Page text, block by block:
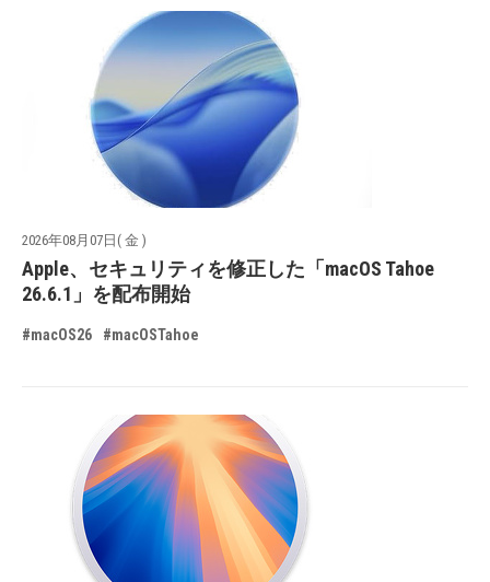
2026年08月07日( 金 )
Apple、セキュリティを修正した「macOS Tahoe
26.6.1」を配布開始
#macOS26 #macOSTahoe